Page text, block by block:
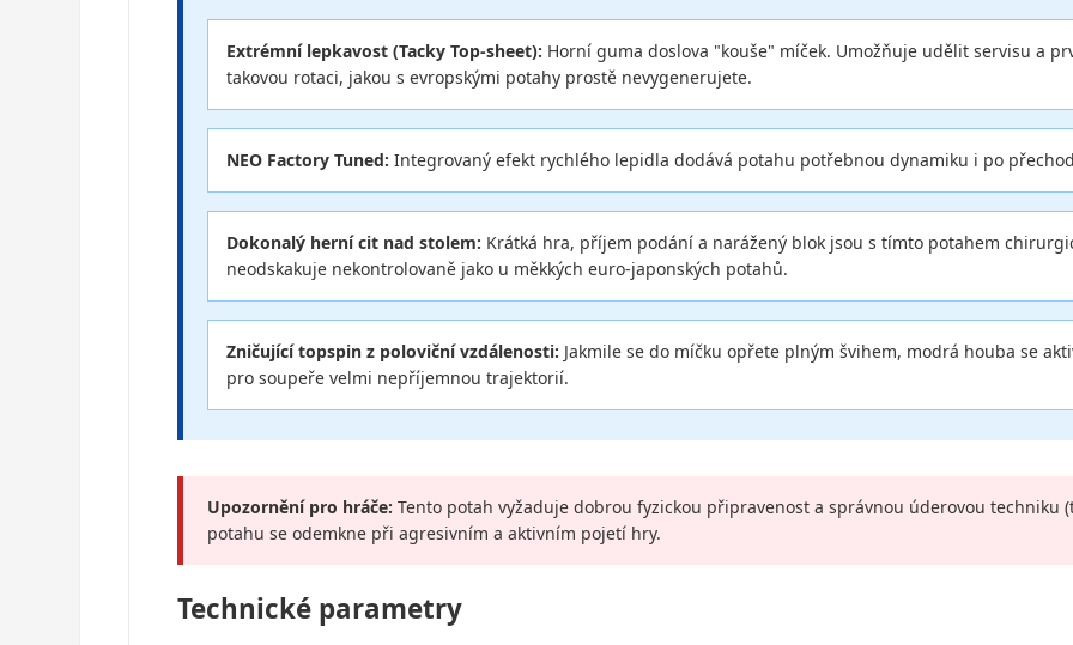
Extrémní lepkavost (Tacky Top-sheet): Horní guma doslova "kouše" míček. Umožňuje udělit servisu a
takovou rotaci, jakou s evropskými potahy prostě nevygenerujete.
NEO Factory Tuned: Integrovaný efekt rychlého lepidla dodává potahu potřebnou dynamiku i po
Dokonalý herní cit nad stolem: Krátká hra, příjem podání a narážený blok jsou s tímto potahem
neodskakuje nekontrolovaně jako u měkkých euro-japonských potahů.
Zničující topspin z poloviční vzdálenosti: Jakmile se do míčku opřete plným švihem, modrá houba se
pro soupeře velmi nepříjemnou trajektorií.
Upozornění pro hráče: Tento potah vyžaduje dobrou fyzickou připravenost a správnou úderovou techniku
potahu se odemkne při agresivním a aktivním pojetí hry.
Technické parametry